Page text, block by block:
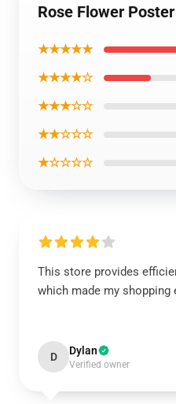
Rose Flower
★★★★★
★★★★☆
★★★☆☆
★★☆☆☆
★☆☆☆☆
This store provides
which made my shopping
D Dylan
Verified owner